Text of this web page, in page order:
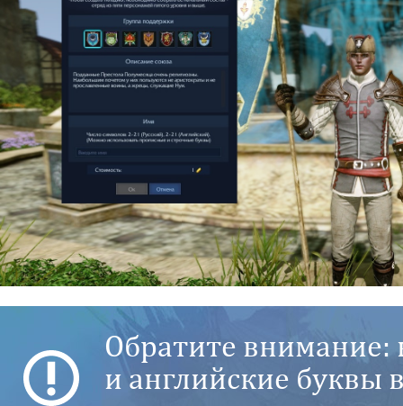
Обратите внимание:
и английские буквы